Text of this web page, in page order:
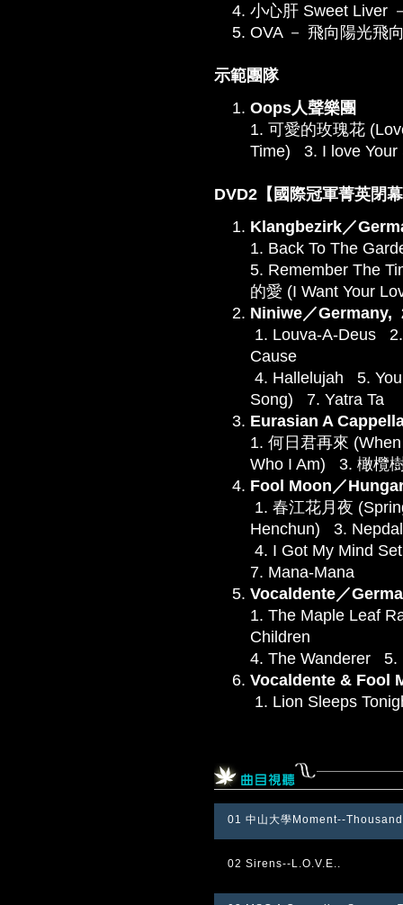
小心肝 Sweet Liver
OVA － 飛向陽光飛
示範團隊
Oops人聲樂團
1. 可愛的玫瑰花
Time) 3. I love
DVD2【國際冠軍菁英閉
Klangbezirk／
1. Back To The
5. Remember The
的愛 (I Want Your
Niniwe／Germany,
1. Louva-A-Deus
Cause
4. Hallelujah 5.
Song) 7. Yatra Ta
Eurasian A
1. 何日君再來
Who I Am) 3. 橄欖
Fool Moon／
1. 春江花月夜
Henchun) 3.
4. I Got My Mind
7. Mana-Mana
Vocaldente／
1. The Maple Leaf
Children
4. The Wanderer 5.
Vocaldente & Fool
1. Lion Sleeps
01 中山大學Moment--
02 Sirens--L.O.V.E..